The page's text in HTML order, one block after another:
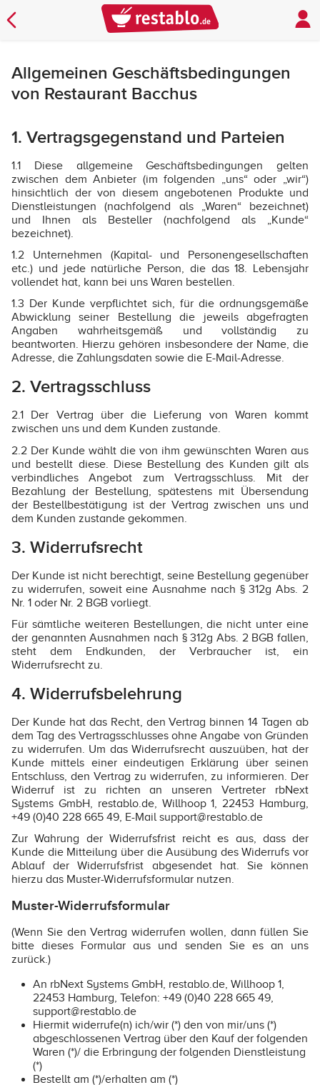
Allgemeinen Geschäftsbedingungen
von Restaurant Bacchus
1. Vertragsgegenstand und Parteien
1.1 Diese allgemeine Geschäftsbedingungen gelten
zwischen dem Anbieter (im folgenden „uns“ oder „wir“)
hinsichtlich der von diesem angebotenen Produkte und
Dienstleistungen (nachfolgend als „Waren“ bezeichnet)
und Ihnen als Besteller (nachfolgend als „Kunde“
bezeichnet).
1.2 Unternehmen (Kapital- und Personengesellschaften
etc.) und jede natürliche Person, die das 18. Lebensjahr
vollendet hat, kann bei uns Waren bestellen.
1.3 Der Kunde verpflichtet sich, für die ordnungsgemäße
Abwicklung seiner Bestellung die jeweils abgefragten
Angaben wahrheitsgemäß und vollständig zu
beantworten. Hierzu gehören insbesondere der Name, die
Adresse, die Zahlungsdaten sowie die E-Mail-Adresse.
2. Vertragsschluss
2.1 Der Vertrag über die Lieferung von Waren kommt
zwischen uns und dem Kunden zustande.
2.2 Der Kunde wählt die von ihm gewünschten Waren aus
und bestellt diese. Diese Bestellung des Kunden gilt als
verbindliches Angebot zum Vertragsschluss. Mit der
Bezahlung der Bestellung, spätestens mit Übersendung
der Bestellbestätigung ist der Vertrag zwischen uns und
dem Kunden zustande gekommen.
3. Widerrufsrecht
Der Kunde ist nicht berechtigt, seine Bestellung gegenüber
zu widerrufen, soweit eine Ausnahme nach § 312g Abs. 2
Nr. 1 oder Nr. 2 BGB vorliegt.
Für sämtliche weiteren Bestellungen, die nicht unter eine
der genannten Ausnahmen nach § 312g Abs. 2 BGB fallen,
steht dem Endkunden, der Verbraucher ist, ein
Widerrufsrecht zu.
4. Widerrufsbelehrung
Der Kunde hat das Recht, den Vertrag binnen 14 Tagen ab
dem Tag des Vertragsschlusses ohne Angabe von Gründen
zu widerrufen. Um das Widerrufsrecht auszuüben, hat der
Kunde mittels einer eindeutigen Erklärung über seinen
Entschluss, den Vertrag zu widerrufen, zu informieren. Der
Widerruf ist zu richten an unseren Vertreter rbNext
Systems GmbH, restablo.de, Willhoop 1, 22453 Hamburg,
+49 (0)40 228 665 49, E-Mail support@restablo.de
Zur Wahrung der Widerrufsfrist reicht es aus, dass der
Kunde die Mitteilung über die Ausübung des Widerrufs vor
Ablauf der Widerrufsfrist abgesendet hat. Sie können
hierzu das Muster-Widerrufsformular nutzen.
Muster-Widerrufsformular
(Wenn Sie den Vertrag widerrufen wollen, dann füllen Sie
bitte dieses Formular aus und senden Sie es an uns
zurück.)
An rbNext Systems GmbH, restablo.de, Willhoop 1,
22453 Hamburg, Telefon: +49 (0)40 228 665 49,
support@restablo.de
Hiermit widerrufe(n) ich/wir (*) den von mir/uns (*)
abgeschlossenen Vertrag über den Kauf der folgenden
Waren (*)/ die Erbringung der folgenden Dienstleistung
(*)
Bestellt am (*)/erhalten am (*)